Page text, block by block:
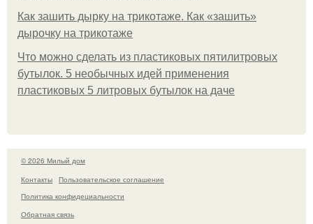
Как зашить дырку на трикотаже. Как «зашить»
дырочку на трикотаже
Что можно сделать из пластиковых пятилитровых
бутылок. 5 необычных идей применения
пластиковых 5 литровых бутылок на даче
© 2026 Милый дом
Контакты
Пользовательское соглашение
Политика конфидециальности
Обратная связь